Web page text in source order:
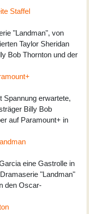
Staffel
"Landman", von
Taylor Sheridan
Bob Thornton und der
Spannung erwartete,
Billy Bob
auf Paramount+ in
eine Gastrolle in
"Landman"
den Oscar-